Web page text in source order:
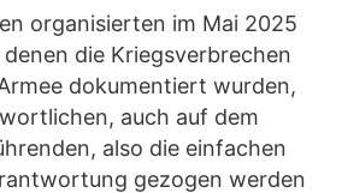
organisierten im Mai 2025
die Kriegsverbrechen
dokumentiert wurden,
auch auf dem
also die einfachen
gezogen werden